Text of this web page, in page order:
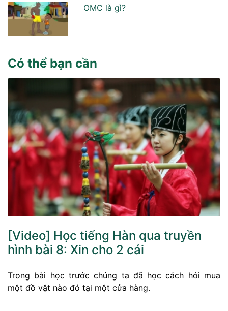
OMC là gì?
Có thể bạn cần
[Video] Học tiếng Hàn qua truyền
hình bài 8: Xin cho 2 cái
Trong bài học trước chúng ta đã học cách hỏi mua
một đồ vật nào đó tại một cửa hàng.